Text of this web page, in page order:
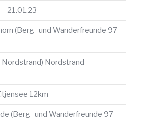
21.01.23
(Berg- und Wanderfreunde 97
Nordstrand) Nordstrand
12km
(Berg- und Wanderfreunde 97